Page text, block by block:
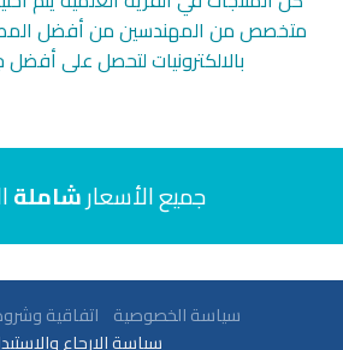
متخصص من المهندسين من أفضل
بالالكترونيات لتحصل على
جميع الأسعارشاملة
سياسة الخصوصية اتفاقية
سياسة الارجاع